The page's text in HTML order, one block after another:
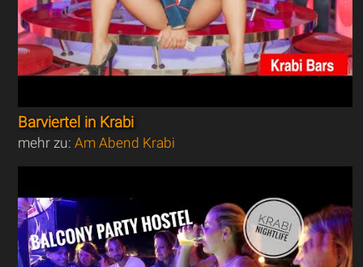
Barviertel in Krabi
mehr zu:Am Abend Krabi